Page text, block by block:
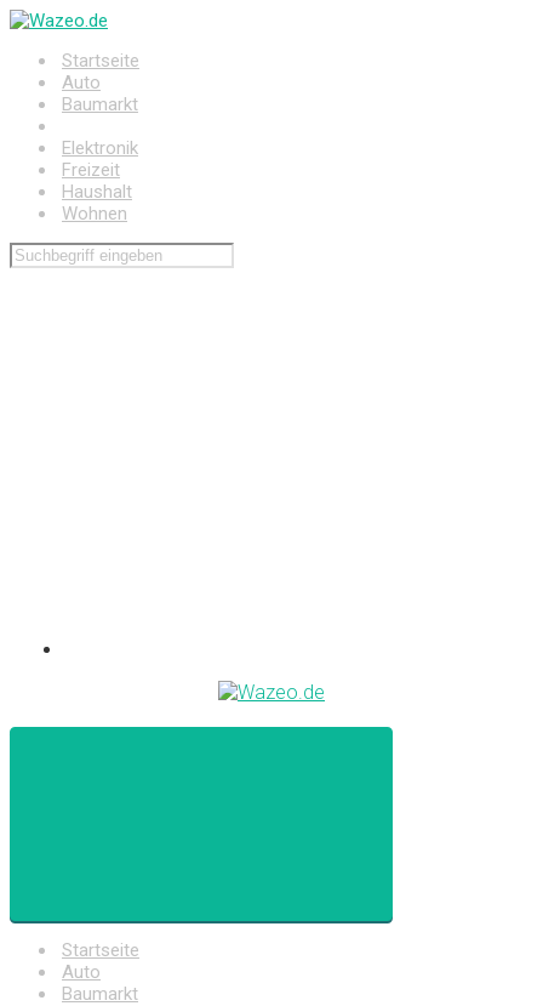
Zum
springenStartseite
Auto
Baumarkt
Elektronik
Freizeit
Haushalt
Wohnen
Startseite
Auto
Baumarkt